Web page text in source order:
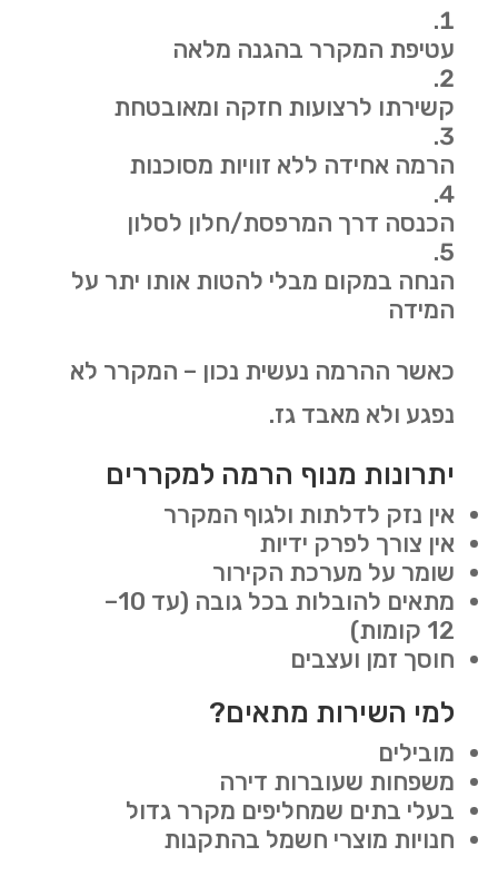
עטיפת המקרר בהגנה מלאה
קשירתו לרצועות חזקה ומאובטחת
הרמה אחידה ללא זוויות מסוכנות
הכנסה דרך המרפסת/חלון לסלון
הנחה במקום מבלי להטות אותו יתר על
המידה
כאשר ההרמה נעשית נכון – המקרר לא
נפגע ולא מאבד גז.
יתרונות מנוף הרמה למקררים
אין נזק לדלתות ולגוף המקרר
אין צורך לפרק ידיות
שומר על מערכת הקירור
מתאים להובלות בכל גובה (עד 10–
12 קומות)
חוסך זמן ועצבים
למי השירות מתאים?
מובילים
משפחות שעוברות דירה
בעלי בתים שמחליפים מקרר גדול
חנויות מוצרי חשמל בהתקנות